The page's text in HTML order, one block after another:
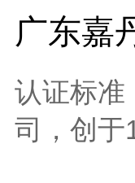
广东嘉
认证标准
司，创于